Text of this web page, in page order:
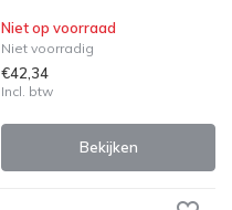
Niet op voorraad
Niet voorradig
€42,34
Incl. btw
Bekijken